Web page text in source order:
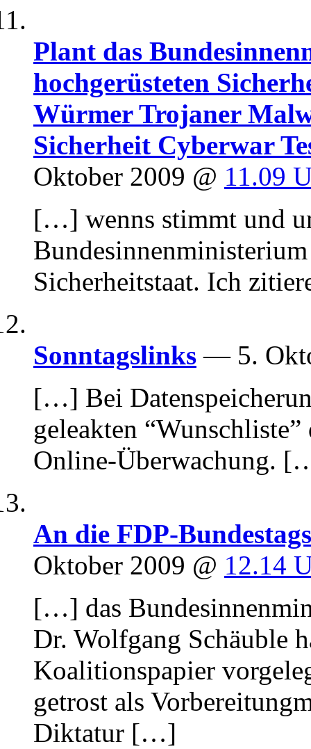
Plant das
hochgerüsteten
Würmer Trojaner
Sicherheit Cyberwar
Oktober 2009 @ 11.09
[…] wenns stimmt und
Sicherheitstaat. Ich
Sonntagslinks — 5.
[…] Bei
geleakten
Online-Überwachung.
An die FDP-
Oktober 2009 @ 12.14
[…] das
Dr. Wolfgang Schäuble
Koalitionspapier
getrost als
Diktatur […]